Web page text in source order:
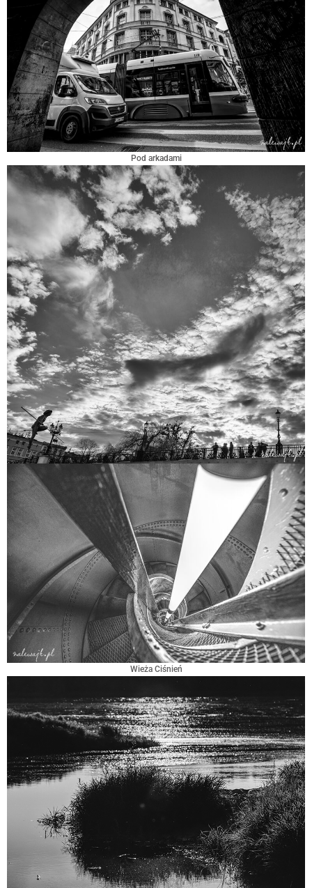
Pod arkadami
Wieża Ciśnień